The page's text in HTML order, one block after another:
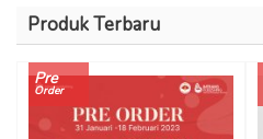
Produk Terbaru
Pre
Order